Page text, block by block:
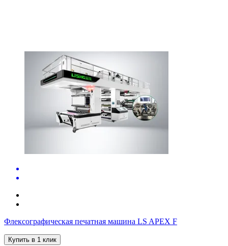
Флексографическая печатная машина LS APEX F
Купить в 1 клик